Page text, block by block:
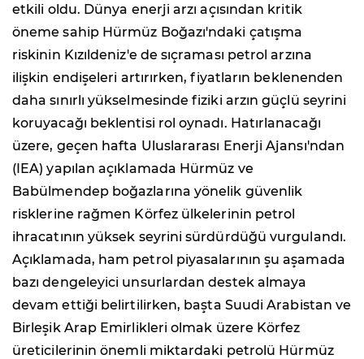
etkili oldu. Dünya enerji arzı açısından kritik
öneme sahip Hürmüz Boğazı'ndaki çatışma
riskinin Kızıldeniz'e de sıçraması petrol arzına
ilişkin endişeleri artırırken, fiyatların beklenenden
daha sınırlı yükselmesinde fiziki arzın güçlü seyrini
koruyacağı beklentisi rol oynadı. Hatırlanacağı
üzere, geçen hafta Uluslararası Enerji Ajansı'ndan
(IEA) yapılan açıklamada Hürmüz ve
Babülmendep boğazlarına yönelik güvenlik
risklerine rağmen Körfez ülkelerinin petrol
ihracatının yüksek seyrini sürdürdüğü vurgulandı.
Açıklamada, ham petrol piyasalarının şu aşamada
bazı dengeleyici unsurlardan destek almaya
devam ettiği belirtilirken, başta Suudi Arabistan ve
Birleşik Arap Emirlikleri olmak üzere Körfez
üreticilerinin önemli miktardaki petrolü Hürmüz